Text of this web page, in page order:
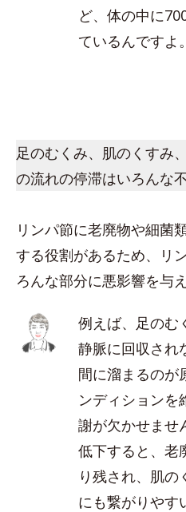
ど、体の中に
ているんですよ。
足のむくみ、肌のくすみ
の流れの停滞はいろんな
リンパ節に老廃物や細菌
する役割があるため、リ
ろんな部分に悪影響を与
例えば、足のむ
静脈に回収され
間に溜まるのが
ンディションを
謝が欠かせませ
低下すると、老
り残され、肌
にも繋がりやす